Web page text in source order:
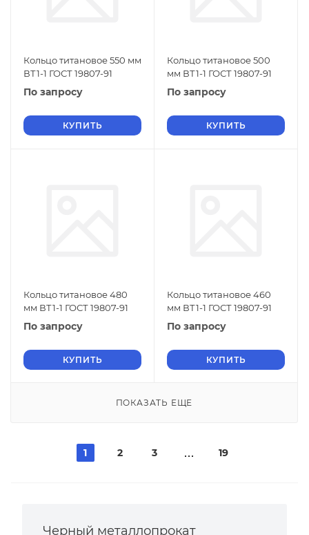
Кольцо титановое 550 мм
ВТ1-1 ГОСТ 19807-91
По запросу
КУПИТЬ
Кольцо титановое 500
мм ВТ1-1 ГОСТ 19807-91
По запросу
КУПИТЬ
Кольцо титановое 480
мм ВТ1-1 ГОСТ 19807-91
По запросу
КУПИТЬ
Кольцо титановое 460
мм ВТ1-1 ГОСТ 19807-91
По запросу
КУПИТЬ
ПОКАЗАТЬ ЕЩЕ
1 2 3 19
Черный металлопрокат